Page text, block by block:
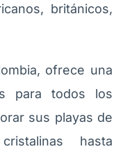
británicos,
ofrece una
para todos los
sus playas de
hasta